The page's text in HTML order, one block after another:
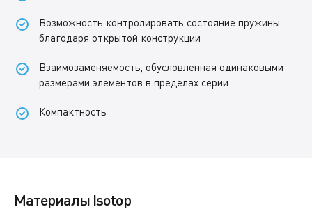
Возможность контролировать состояние пружины
благодаря открытой конструкции
Взаимозаменяемость, обусловленная одинаковыми
размерами элементов в пределах серии
Компактность
Материалы Isotop